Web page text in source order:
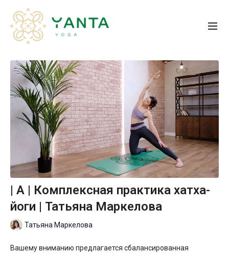
| A | Комплексная практика хатха-
йоги | Татьяна Маркелова
Татьяна Маркелова
Вашему вниманию предлагается сбалансированная